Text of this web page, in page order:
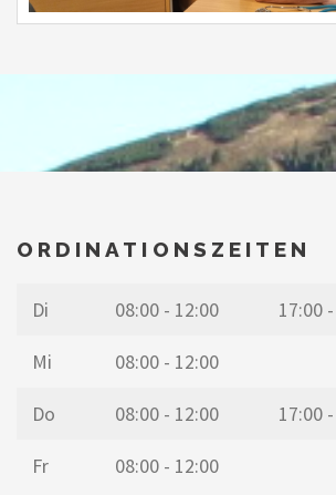
ORDINATIONSZEITEN
Di 08:00 - 12:00 17:00
Mi 08:00 - 12:00
Do 08:00 - 12:00 17:00
Fr 08:00 - 12:00